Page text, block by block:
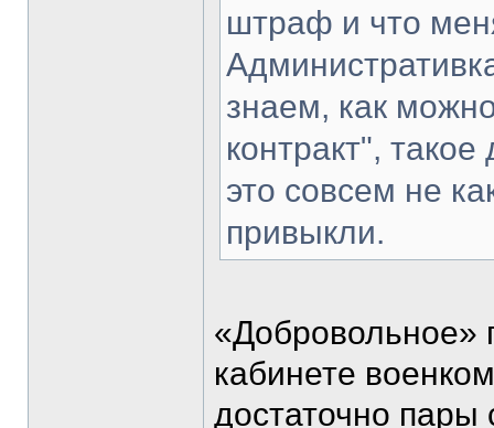
штраф и что
знаем, как
контракт",
это совсем не
привыкли.
«Добровольное»
кабинете
достаточно пары